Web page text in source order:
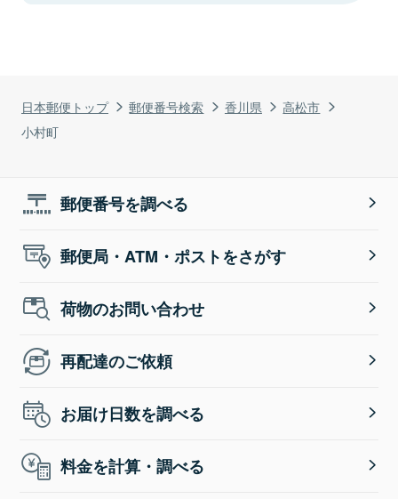
日本郵便トップ 郵便番号検索 香川県
高松市
小村町
郵便番号を調べる
郵便局・ATM・ポストをさがす
荷物のお問い合わせ
再配達のご依頼
お届け日数を調べる
料金を計算・調べる